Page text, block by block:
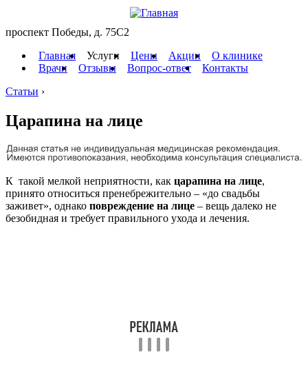
проспект Победы, д. 75C2
Главная
Услуги Цены Акции
О клинике
Врачи
Отзывы Вопрос-ответ
Контакты
Статьи ›
Царапина на лице
К такой мелкой неприятности, как царапина на лице,
принято относиться пренебрежительно – «до свадьбы
заживет», однако повреждение на лице – вещь далеко не
безобидная и требует правильного ухода и лечения.